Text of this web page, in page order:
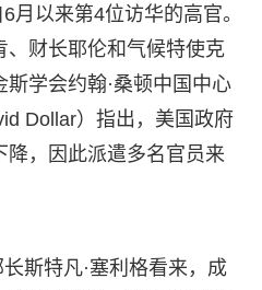
月以来第4位访华的高官。
、财长耶伦和气候特使克
学会约翰·桑顿中国中心
Dollar）指出，美国政府
降，因此派遣多名官员来
斯特凡·塞利格看来，成